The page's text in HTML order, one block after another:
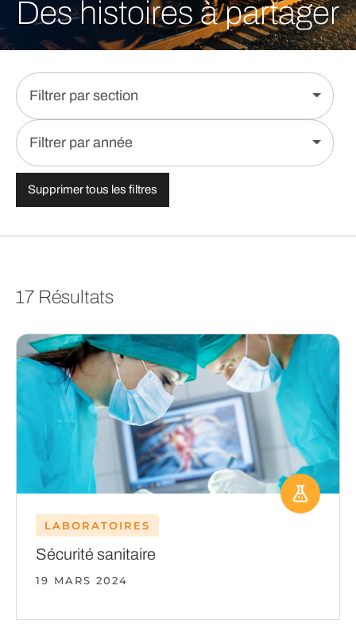
Des histoires à partager
Filtrer par section
Filtrer par année
Supprimer tous les filtres
17 Résultats
LABORATOIRES
Sécurité sanitaire
19 MARS 2024